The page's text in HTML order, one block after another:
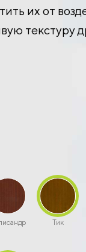
их от
текстуру
Тик